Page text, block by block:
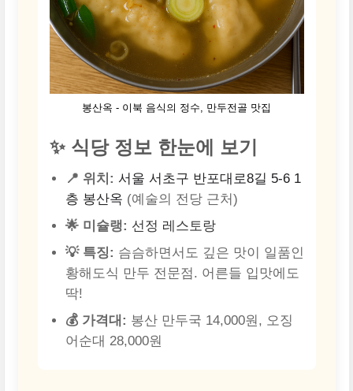
봉산옥 - 이북 음식의 정수, 만두전골 맛집
✨ 식당 정보 한눈에 보기
📍 위치: 서울 서초구 반포대로8길 5-6 1
층 봉산옥 (예술의 전당 근처)
🌟 미슐랭: 선정 레스토랑
💡 특징: 슴슴하면서도 깊은 맛이 일품인
황해도식 만두 전문점. 어른들 입맛에도
딱!
💰 가격대: 봉산 만두국 14,000원, 오징
어순대 28,000원